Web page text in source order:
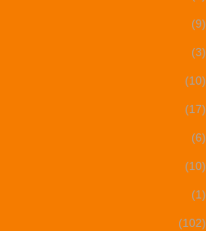
(9)
(3)
(10)
(17)
(6)
(10)
(1)
(102)